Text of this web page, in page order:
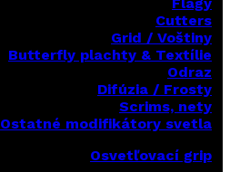
Cutters
Grid / Voštiny
Butterfly plachty & Textílie
Odraz
Difúzia / Frosty
Scrims, nety
Ostatné modifikátory svetla
Osvetľovací grip